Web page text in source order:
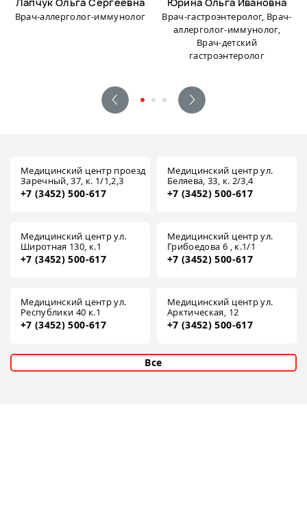
Врач-аллерголог-иммунолог
Врач-гастроэнтеролог, Врач-
аллерголог-иммунолог,
Врач-детский
гастроэнтеролог
Медицинский центр проезд
Заречный, 37, к. 1/1,2,3
+7 (3452) 500-617
Медицинский центр ул.
Беляева, 33, к. 2/3,4
+7 (3452) 500-617
Медицинский центр ул.
Широтная 130, к.1
+7 (3452) 500-617
Медицинский центр ул.
Грибоедова 6 , к.1/1
+7 (3452) 500-617
Медицинский центр ул.
Республики 40 к.1
+7 (3452) 500-617
Медицинский центр ул.
Арктическая, 12
+7 (3452) 500-617
Все